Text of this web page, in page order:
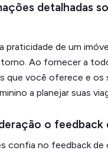
detalhadas
praticidade de um
Ao fornecer a
que você oferece e os
a planejar suas
o feedback
confia no feedback